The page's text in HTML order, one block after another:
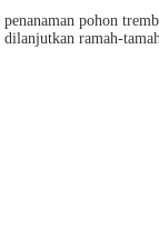
pohon
ramah-